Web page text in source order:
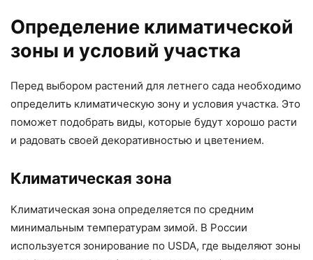
Определение климатической
зоны и условий участка
Перед выбором растений для летнего сада необходимо
определить климатическую зону и условия участка. Это
поможет подобрать виды, которые будут хорошо расти
и радовать своей декоративностью и цветением.
Климатическая зона
Климатическая зона определяется по средним
минимальным температурам зимой. В России
используется зонирование по USDA, где выделяют зоны